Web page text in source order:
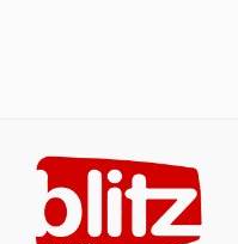
content